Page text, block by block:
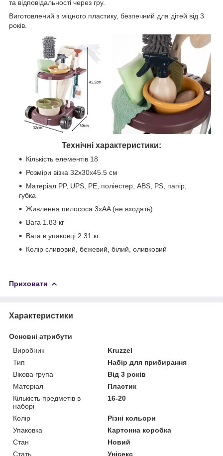
та відповідальності через гру.
Виготовлений з міцного пластику, безпечний для дітей від 3
років.
Технічні характеристики:
Кількість елементів 18
Розміри візка 32x30x45.5 см
Матеріал PP, UPS, PE, поліестер, ABS, PS, папір,
губка
Живлення пилососа 3xAA (не входять)
Вага 1.83 кг
Вага в упаковці 2.31 кг
Колір сливовий, бежевий, білий, оливковий
Приховати
Характеристики
Основні атрибути
Виробник
Kruzzel
Тип
Набір для прибирання
Вікова група
Від 3 років
Матеріал
Пластик
Кількість предметів в
наборі
16-20
Колір
Різні кольори
Упаковка
Картонна коробка
Стан
Новий
Стать
Унісекс